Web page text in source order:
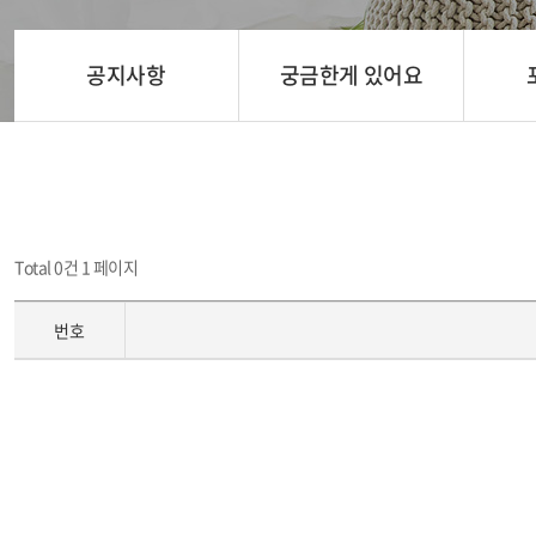
공지사항 궁금한게 있어요
Total 0건 1 페이지
번호